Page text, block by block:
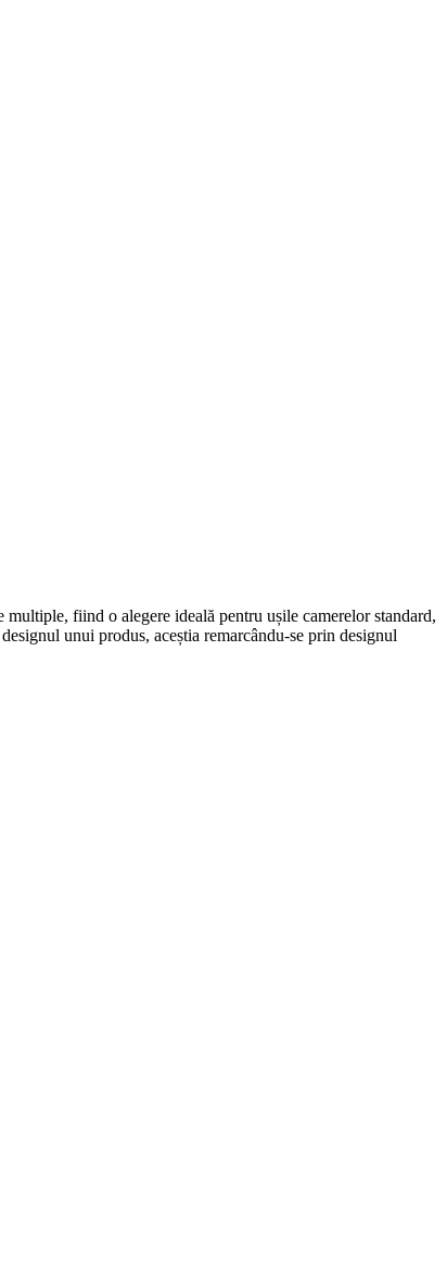
fiind o alegere ideală pentru ușile camerelor standard,
unui produs, aceștia remarcându-se prin designul